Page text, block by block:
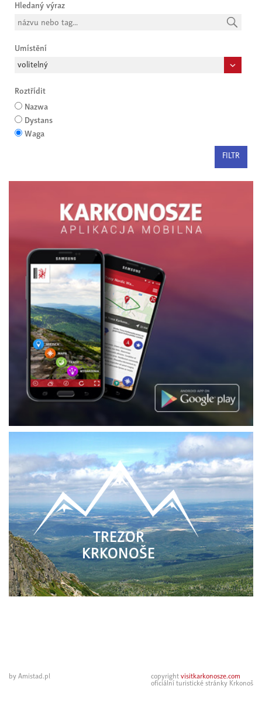
Hledaný výraz
Umístění
Roztřídit
Nazwa
Dystans
Waga
TREZOR
KRKONOŠE
by Amistad.pl copyright visitkarkonosze.com
oficiální turistické stránky Krkonoš